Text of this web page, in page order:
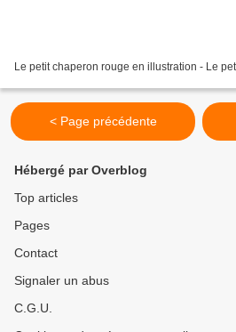
Le petit chaperon rouge en illustration - Le
< Page précédente
Hébergé par Overblog
Top articles
Pages
Contact
Signaler un abus
C.G.U.